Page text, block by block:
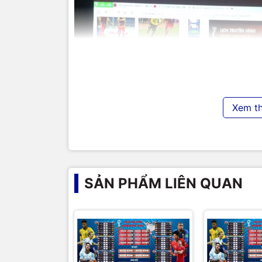
Xem
SẢN PHẨM LIÊN QUAN